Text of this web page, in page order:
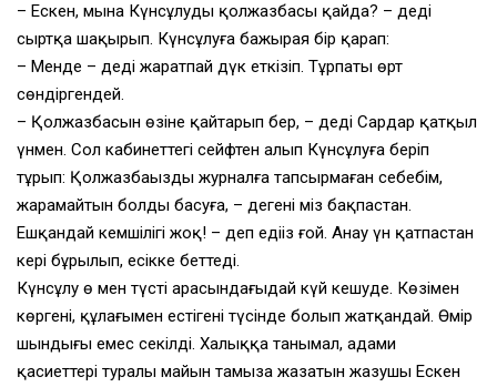
– Ескен, мына Күнсұлудың қолжазбасы қайда? – деді
сыртқа шақырып. Күнсұлуға бажырая бір қарап:
– Менде – деді жаратпай дүңк еткізіп. Тұрпаты өрт
сөндіргендей.
– Қолжазбасын өзіне қайтарып бер, – деді Сардар қатқыл
үнмен. Сол кабинеттегі сейфтен алып Күнсұлуға беріп
тұрып: Қолжазбаңызды журналға тапсырмаған себебім,
жарамайтын болды басуға, – дегені міз бақпастан.
Ешқандай кемшілігі жоқ! – деп едіңіз ғой. Анау үн қатпастан
кері бұрылып, есікке беттеді.
Күнсұлу өң мен түстің арасындағыдай күй кешуде. Көзімен
көргені, құлағымен естігені түсінде болып жатқандай. Өмір
шындығы емес секілді. Халыққа танымал, адами
қасиеттері туралы майын тамыза жазатын жазушы Ескен